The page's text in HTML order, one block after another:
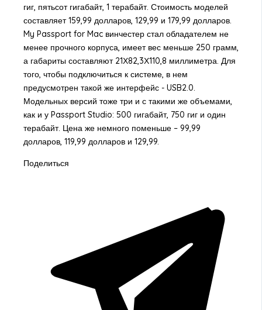
гиг, пятьсот гигабайт, 1 терабайт. Стоимость моделей
составляет 159,99 долларов, 129,99 и 179,99 долларов.
My Passport for Mac винчестер стал обладателем не
менее прочного корпуса, имеет вес меньше 250 грамм,
а габариты составляют 21Х82,3Х110,8 миллиметра. Для
того, чтобы подключиться к системе, в нем
предусмотрен такой же интерфейс - USB2.0.
Модельных версий тоже три и с такими же объемами,
как и у Passport Studio: 500 гигабайт, 750 гиг и один
терабайт. Цена же немного поменьше – 99,99
долларов, 119,99 долларов и 129,99.
Поделиться